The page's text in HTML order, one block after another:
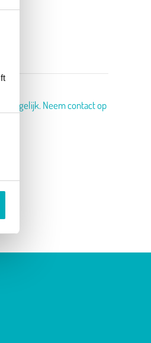
mogelijk. Neem contact op